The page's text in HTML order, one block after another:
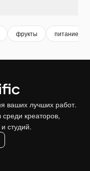
фрукты питание
ваших лучших работ.
креаторов,
студий.